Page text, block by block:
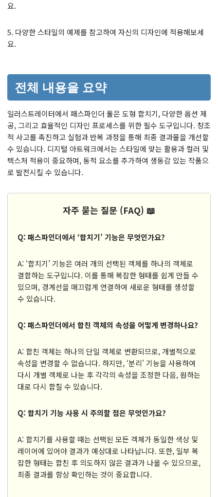
요.
5. 다양한 스타일의 예제를 참고하여 자신의 디자인에 적용해보세
요.
전체 내용을 요약
일러스트레이터에서 패스파인더 툴은 도형 합치기, 다양한 옵션 제
공, 그리고 효율적인 디자인 프로세스를 위한 필수 도구입니다. 창조
적 사고를 촉진하고 실험과 반복 과정을 통해 최종 결과물을 개선할
수 있습니다. 디지털 아트워크에서는 스타일에 맞는 활용과 컬러 및
텍스처 적용이 중요하며, 동적 요소를 추가하여 생동감 있는 작품으
로 발전시킬 수 있습니다.
자주 묻는 질문 (FAQ) 📖
Q: 패스파인더에서 ‘합치기’ 기능은 무엇인가요?
A: ‘합치기’ 기능은 여러 개의 선택된 객체를 하나의 객체로
결합하는 도구입니다. 이를 통해 복잡한 형태를 쉽게 만들 수
있으며, 경계선을 매끄럽게 연결하여 새로운 형태를 생성할
수 있습니다.
Q: 패스파인더에서 합친 객체의 속성을 어떻게 변경하나요?
A: 합친 객체는 하나의 단일 객체로 변환되므로, 개별적으로
속성을 변경할 수 없습니다. 하지만, ‘분리’ 기능을 사용하여
다시 개별 객체로 나눈 후 각각의 속성을 조정한 다음, 원하는
대로 다시 합칠 수 있습니다.
Q: 합치기 기능 사용 시 주의할 점은 무엇인가요?
A: 합치기를 사용할 때는 선택된 모든 객체가 동일한 색상 및
레이어에 있어야 결과가 예상대로 나타납니다. 또한, 일부 복
잡한 형태는 합친 후 의도하지 않은 결과가 나올 수 있으므로,
최종 결과를 항상 확인하는 것이 중요합니다.